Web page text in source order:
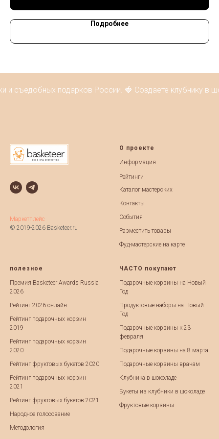
Подробнее
подарков России. 🍓 Создаёте клубнику в
Маркетплейс
© 2019-2026 Basketeer.ru
О проекте
Информация
Рейтинги
Каталог мастерских
Контакты
События
Разместить товары
Фуд-мастерские на карте
полезное
Премия Basketeer Awards Russia
2026
Рейтинг 2026 онлайн
Рейтинг подарочных корзин
2019
Рейтинг подарочных корзин
2020
Рейтинг фруктовых букетов 2020
Рейтинг подарочных корзин
2021
Рейтинг фруктовых букетов 2021
Народное голосование
Методология
ЧАСТО покупают
Подарочные корзины на Новый
Год
Продуктовые наборы на Новый
Год
Подарочные корзины к 23
февраля
Подарочные корзины на 8 марта
Подарочные корзины врачам
Клубника в шоколаде
Букеты из клубники в шоколаде
Фруктовые корзины